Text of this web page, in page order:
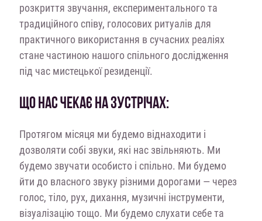
розкриття звучання, експериментального та
традиційного співу, голосових ритуалів для
практичного використання в сучасних реаліях
стане частиною нашого спільного дослідження
під час мистецької резиденції.
ЩО НАС ЧЕКАЄ НА ЗУСТРІЧАХ:
Протягом місяця ми будемо віднаходити і
дозволяти собі звуки, які нас звільняють. Ми
будемо звучати особисто і спільно. Ми будемо
йти до власного звуку різними дорогами — через
голос, тіло, рух, дихання, музичні інструменти,
візуалізацію тощо. Ми будемо слухати себе та